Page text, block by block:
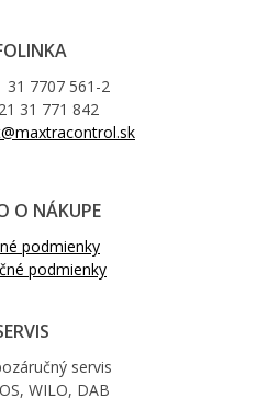
31 7707 561-2
31 771 842
O NÁKUPE
podmienky
podmienky
servis
WILO, DAB